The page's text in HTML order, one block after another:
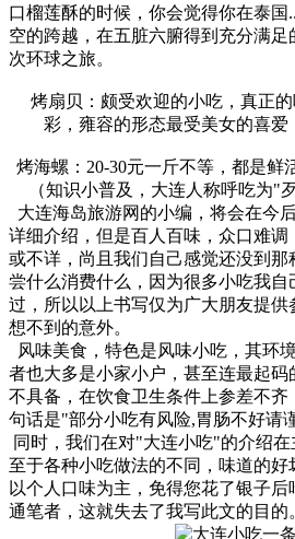
口榴莲酥的时候，你会觉得你在泰国
空的跨越，在五脏六腑得到充分满
次环球之旅。
烤扇贝：颇受欢迎的小吃，真正
彩，雍容的形态最受美女的喜爱
烤海螺：20-30元一斤不等，都是鲜
（知识小普及，大连人称呼吃为"
大连海岛旅游网的小编，将会在今
详细介绍，但是百人百味，众口难
或不详，尚且我们自己感觉还没到
尝什么消费什么，因为很多小吃我
过，所以以上书写仅为广大朋友提
想不到的意外。
风味美食，特色是风味小吃，其环
者也大多是小家小户，甚至连最起
不具备，在饮食卫生条件上参差不
句话是"部分小吃有风险,胃肠不好请
同时，我们在对"大连小吃"的介绍在
至于各种小吃做法的不同，味道的
以个人口味为主，免得您花了银子
通笔者，这就失去了我写此文的目的